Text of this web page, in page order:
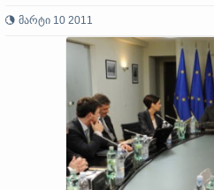
მარტი 10 2011